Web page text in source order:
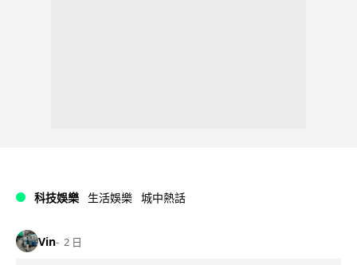
科技娛樂 生活娛樂 城中熱話
Vin 2 日